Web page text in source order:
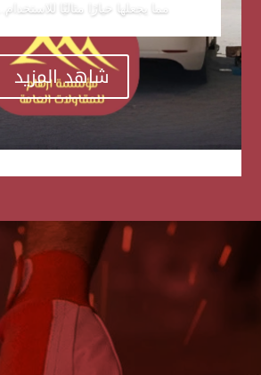
مما يجعلها خيارًا مثاليًا للاستخدام...
شاهد المزيد